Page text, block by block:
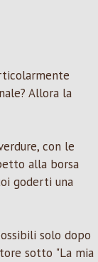
Allora la
con le
alla borsa
goderti una
solo dopo
sotto "La mia